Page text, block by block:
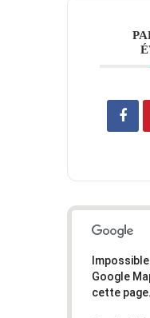
Google
cette page.